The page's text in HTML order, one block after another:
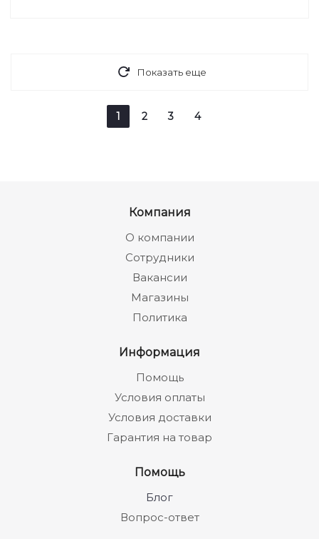
Показать еще
1 2 3 4
Компания
О компании
Сотрудники
Вакансии
Магазины
Политика
Информация
Помощь
Условия оплаты
Условия доставки
Гарантия на товар
Помощь
Блог
Вопрос-ответ